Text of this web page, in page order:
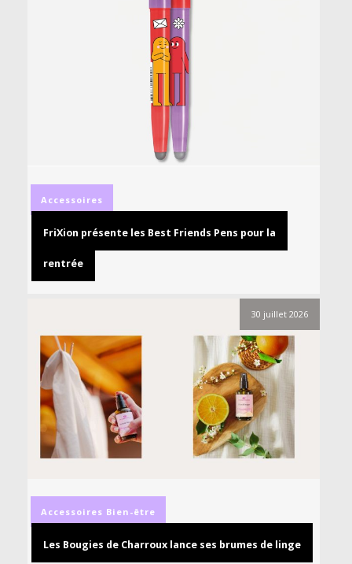
Accessoires
FriXion présente les Best Friends Pens pour la
rentrée
30 juillet 2026
Accessoires Bien-être
Les Bougies de Charroux lance ses brumes de linge